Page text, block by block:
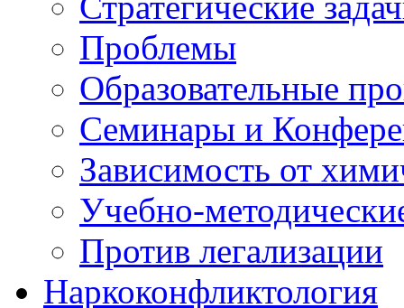
Проблемы
Образовательные
Семинары и
Зависимость от
Учебно-
Против легализации
Наркоконфликтология